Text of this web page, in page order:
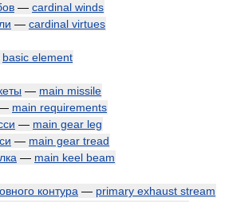
— cardinal winds
— cardinal virtues
basic element
— main missile
main requirements
— main gear leg
— main gear tread
— main keel beam
контура — primary exhaust stream